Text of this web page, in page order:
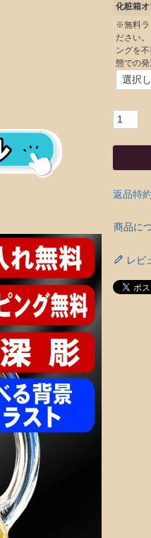
化粧箱
※無料ラ
ださい
ングを
態での
返品特
商品に
レビ